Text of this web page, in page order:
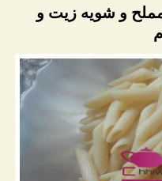
و شويه زيت و